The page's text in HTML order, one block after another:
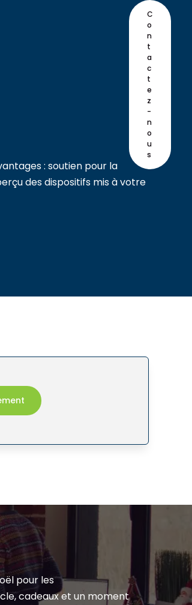
C
o
n
t
a
c
t
e
z
-
n
o
u
s
: soutien pour la
des dispositifs mis à votre
pour les
cadeaux et un moment